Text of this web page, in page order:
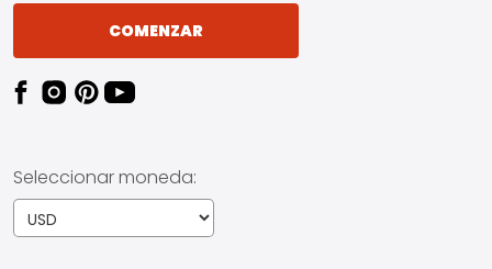
COMENZAR
Seleccionar moneda: